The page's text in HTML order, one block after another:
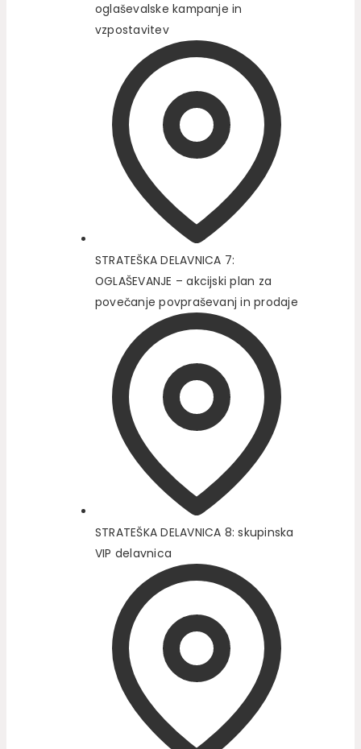
oglaševalske kampanje in
vzpostavitev
STRATEŠKA DELAVNICA 7:
OGLAŠEVANJE – akcijski plan za
povečanje povpraševanj in prodaje
STRATEŠKA DELAVNICA 8: skupinska
VIP delavnica